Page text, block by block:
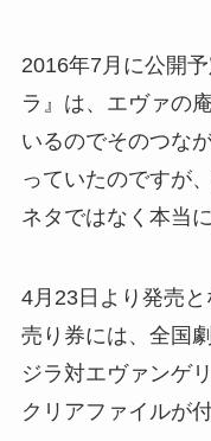
2016年7月に公開
ラ』は、エヴァの
いるのでそのつな
っていたのですが
ネタではなく本当
4月23日より発売
売り券には、全国
ジラ対エヴァンゲ
クリアファイルが